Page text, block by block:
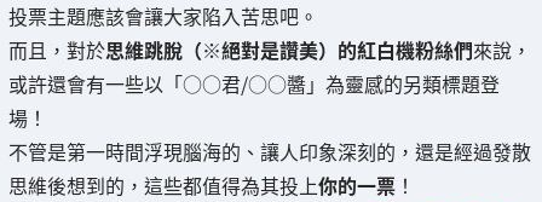
投票主題應該會讓大家陷入苦思吧。
而且，對於思維跳脫（※絕對是讚美）的紅白機粉絲們來說，
或許還會有一些以「○○君/○○醬」為靈感的另類標題登
場！
不管是第一時間浮現腦海的、讓人印象深刻的，還是經過發散
思維後想到的，這些都值得為其投上你的一票 ！